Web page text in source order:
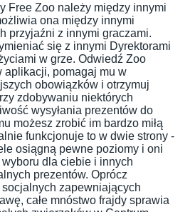
Free Zoo należy między innymi
ona między innymi
przyjaźni z innymi graczami.
się z innymi Dyrektorami
w grze. Odwiedź Zoo
aplikacji, pomagaj mu w
obowiązków i otrzymuj
zdobywaniu niektórych
wysyłania prezentów do
możesz zrobić im bardzo miłą
funkcjonuje to w dwie strony -
osiągną pewne poziomy i oni
dla ciebie i innych
prezentów. Oprócz
zapewniających
całe mnóstwo frajdy sprawia